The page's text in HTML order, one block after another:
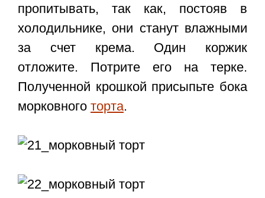
пропитывать, так как, постояв в
холодильнике, они станут влажными
за счет крема. Один коржик
отложите. Потрите его на терке.
Полученной крошкой присыпьте бока
морковного торта.